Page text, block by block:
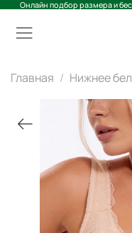
Онлайн подбор размера и
Главная Нижнее